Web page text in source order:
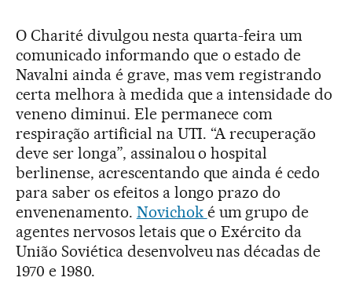
O Charité divulgou nesta quarta-feira um
comunicado informando que o estado de
Navalni ainda é grave, mas vem registrando
certa melhora à medida que a intensidade do
veneno diminui. Ele permanece com
respiração artificial na UTI. “A recuperação
deve ser longa”, assinalou o hospital
berlinense, acrescentando que ainda é cedo
para saber os efeitos a longo prazo do
envenenamento. Novichok é um grupo de
agentes nervosos letais que o Exército da
União Soviética desenvolveu nas décadas de
1970 e 1980.